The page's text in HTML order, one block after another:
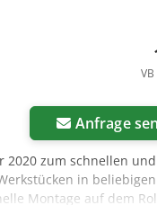
Anfrage
2020 zum schnellen und
in
Montage auf dem
Umbausatz für andere